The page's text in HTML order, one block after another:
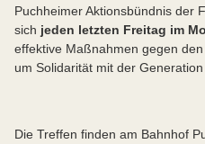
Puchheimer Aktionsbündnis der
sich jeden letzten Freitag im
effektive Maßnahmen gegen
um Solidarität mit der
Die Treffen finden am Bahnhof